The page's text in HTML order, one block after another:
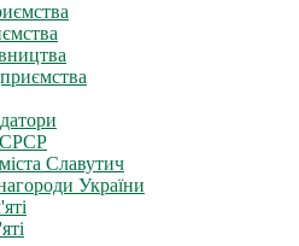
СРСР
Славутич
України